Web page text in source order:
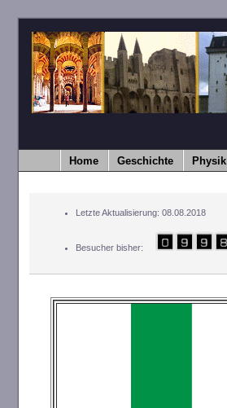
Home Geschichte Physik
Letzte Aktualisierung: 08.08.2018
Besucher bisher: